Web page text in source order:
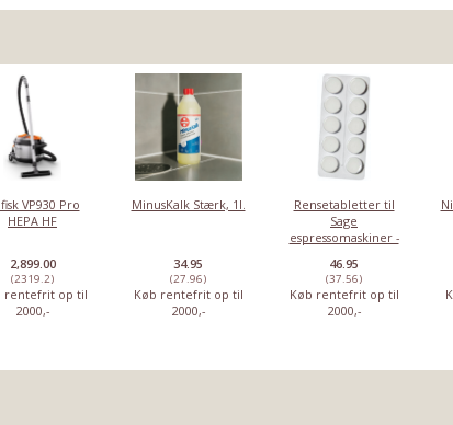
VP930 Pro
HEPA HF
2,899.00
(2319.2)
rentefrit op til
2000,-
MinusKalk Stærk, 1l.
34.95
(27.96)
Køb rentefrit op til
2000,-
Rensetabletter til
Sage
espressomaskiner -
46.95
(37.56)
Køb rentefrit op til
2000,-